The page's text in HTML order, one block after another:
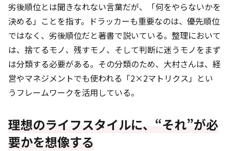
劣後順位とは聞きなれない言葉だが、「何をやらないかを
決める」ことを指す。ドラッカーも重要なのは、優先順位
ではなく、劣後順位だと著書で説いている。整理において
は、捨てるモノ、残すモノ、そして判断に迷うモノをまず
は分類する必要がある。その分類のため、大村さんは、経
営やマネジメントでも使われる「2×2マトリクス」とい
うフレームワークを活用している。
理想のライフスタイルに、“それ”が必
要かを想像する